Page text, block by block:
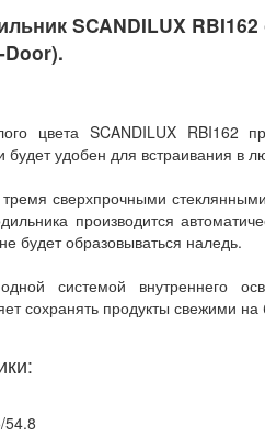
SCANDILUX
цвета SCANDILUX RBI162
будет удобен для встраивания в
сверхпрочными
производится
будет образовываться наледь.
системой внутреннего
сохранять продукты свежими